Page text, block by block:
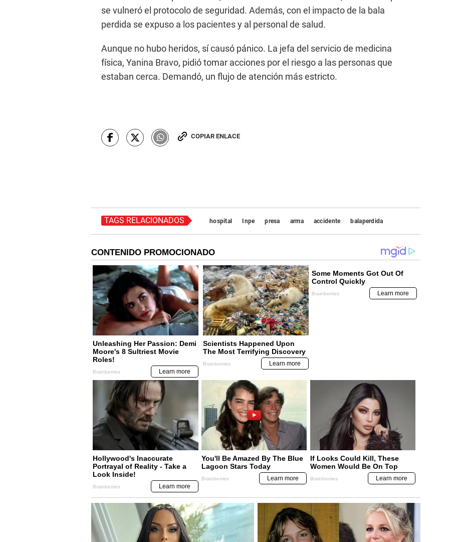
se vulneró el protocolo de seguridad. Además, con el impacto de la bala
perdida se expuso a los pacientes y al personal de salud.
Aunque no hubo heridos, sí causó pánico. La jefa del servicio de medicina
física, Yanina Bravo, pidió tomar acciones por el riesgo a las personas que
estaban cerca. Demandó, un flujo de atención más estricto.
COPIAR ENLACE
TAGS RELACIONADOS hospital Inpe presa arma accidente balaperdida